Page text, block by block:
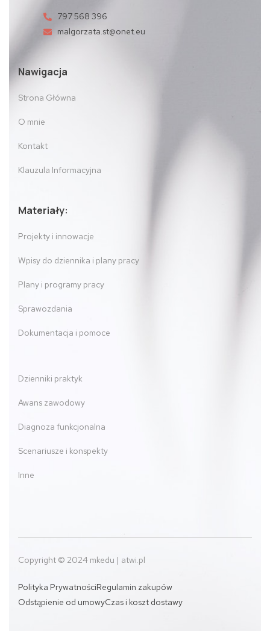
797 568 396
malgorzata.st@onet.eu
Nawigacja
Strona Główna
O mnie
Kontakt
Klauzula Informacyjna
Materiały:
Projekty i innowacje
Wpisy do dziennika i plany pracy
Plany i programy pracy
Sprawozdania
Dokumentacja i pomoce
Dzienniki praktyk
Awans zawodowy
Diagnoza funkcjonalna
Scenariusze i konspekty
Inne
Copyright © 2024 mkedu | atwi.pl
Polityka PrywatnościRegulamin zakupów
Odstąpienie od umowyCzas i koszt dostawy